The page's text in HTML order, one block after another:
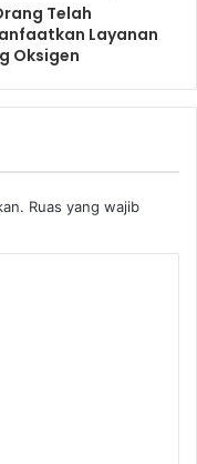
Telah
Layanan
Oksigen
Ruas yang wajib